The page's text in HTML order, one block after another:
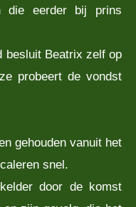
die eerder bij prins
besluit Beatrix zelf op
probeert de vondst
gehouden vanuit het
snel.
door de komst